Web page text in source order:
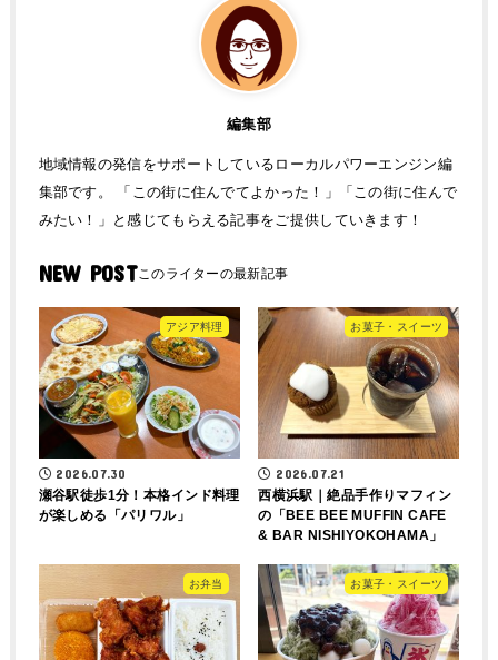
編集部
地域情報の発信をサポートしているローカルパワーエンジン編
集部です。 「この街に住んでてよかった！」「この街に住んで
みたい！」と感じてもらえる記事をご提供していきます！
NEW POST
アジア料理
2026.07.30
瀬谷駅徒歩1分！本格インド料理
が楽しめる「パリワル」
お菓子・スイーツ
2026.07.21
西横浜駅｜絶品手作りマフィン
の「BEE BEE MUFFIN CAFE
& BAR NISHIYOKOHAMA」
お弁当 お菓子・スイーツ